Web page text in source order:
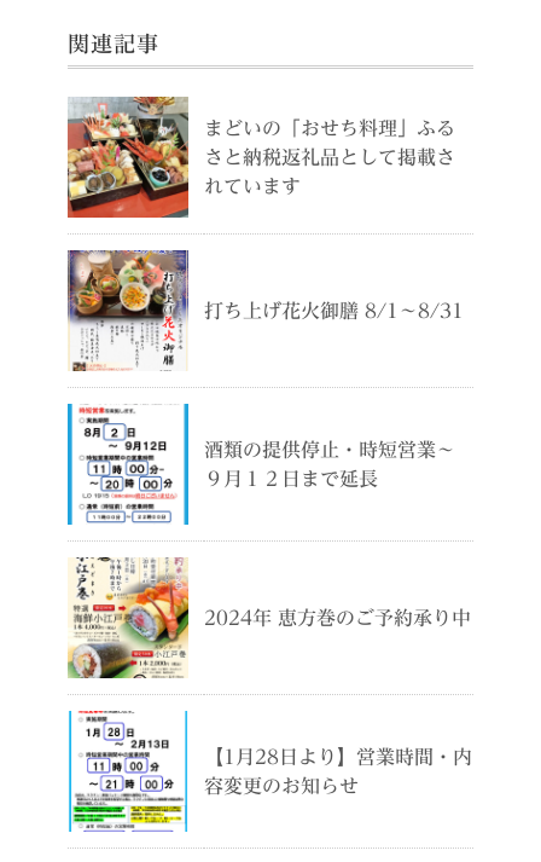
関連記事
まどいの「おせち料理」ふる
さと納税返礼品として掲載さ
れています
打ち上げ花火御膳 8/1～8/31
酒類の提供停止・時短営業～
９月１２日まで延長
2024年 恵方巻のご予約承り中
【1月28日より】営業時間・内
容変更のお知らせ